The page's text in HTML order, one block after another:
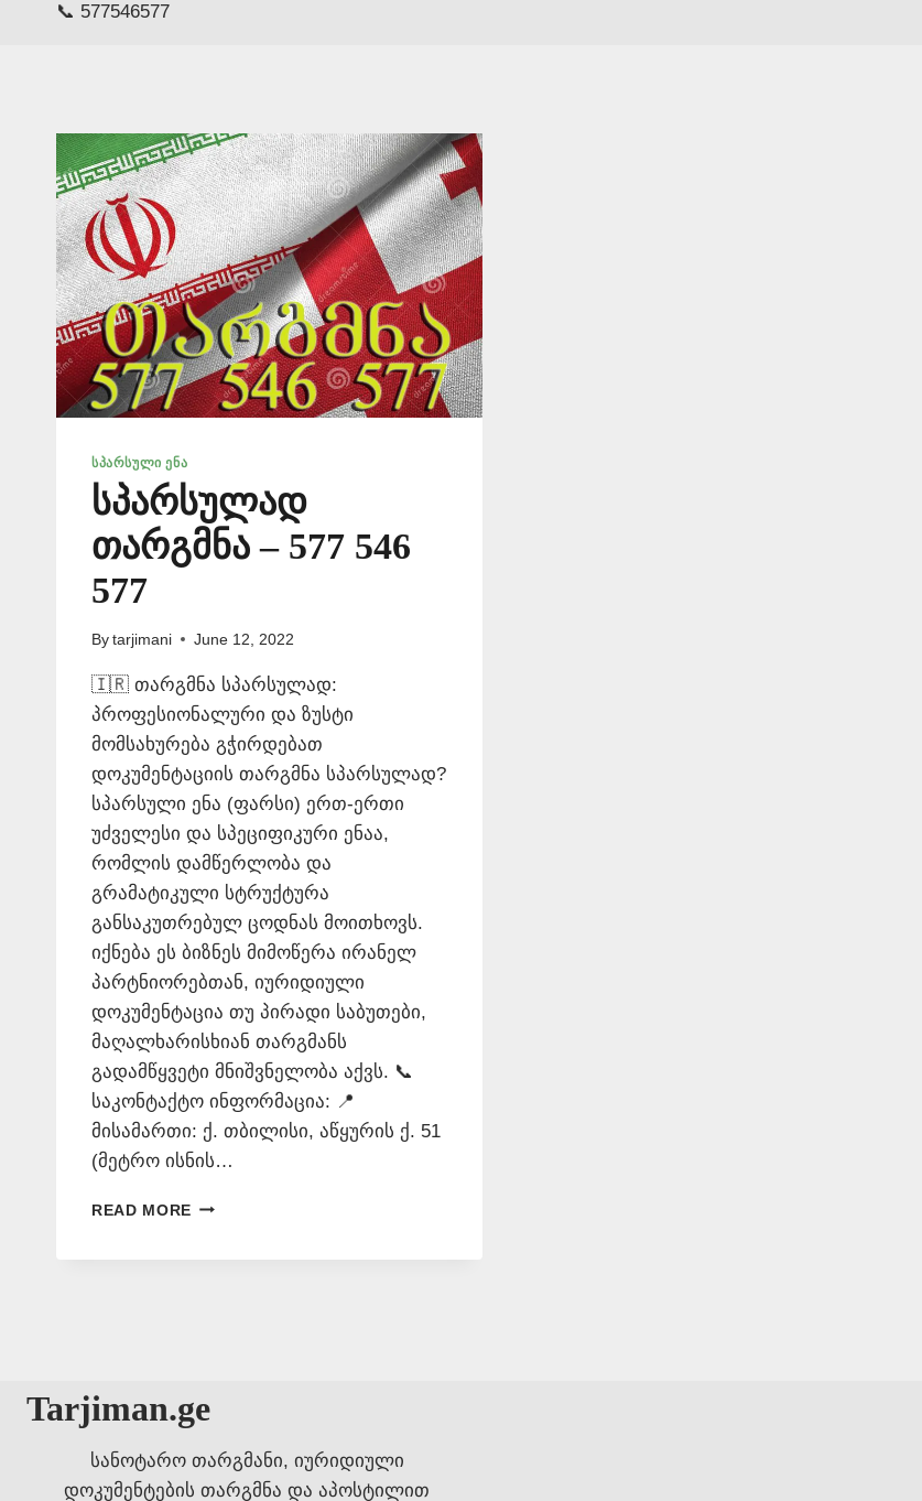
📞 577546577
ᲡᲞᲐᲠᲡᲣᲚᲘ ᲔᲜᲐ
სპარსულად
თარგმნა – 577 546
577
By tarjimani June 12, 2022
🇮🇷 თარგმნა სპარსულად:
პროფესიონალური და ზუსტი
მომსახურება გჭირდებათ
დოკუმენტაციის თარგმნა სპარსულად?
სპარსული ენა (ფარსი) ერთ-ერთი
უძველესი და სპეციფიკური ენაა,
რომლის დამწერლობა და
გრამატიკული სტრუქტურა
განსაკუთრებულ ცოდნას მოითხოვს.
იქნება ეს ბიზნეს მიმოწერა ირანელ
პარტნიორებთან, იურიდიული
დოკუმენტაცია თუ პირადი საბუთები,
მაღალხარისხიან თარგმანს
გადამწყვეტი მნიშვნელობა აქვს. 📞
საკონტაქტო ინფორმაცია: 📍
მისამართი: ქ. თბილისი, აწყურის ქ. 51
(მეტრო ისნის…
READ MORE ᲡᲞᲐᲠᲡᲣᲚᲐᲓ
Tarjiman.ge
სანოტარო თარგმანი, იურიდიული
დოკუმენტების თარგმნა და აპოსტილით